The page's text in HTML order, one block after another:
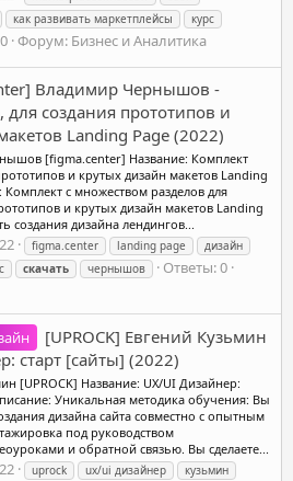
как развивать маркетплейсы
курс
Форум: Бизнес и Аналитика
Владимир Чернышов -
для создания прототипов и
Landing Page (2022)
[figma.center] Название: Комплект
и крутых дизайн макетов Landing
Комплект с множеством разделов для
и крутых дизайн макетов Landing
создания дизайна лендингов...
figma.center landing page
дизайн
скачать чернышов
Ответы: 0
[UPROCK] Евгений Кузьмин
старт [сайты] (2022)
[UPROCK] Название: UX/UI Дизайнер:
Уникальная методика обучения: Вы
дизайна сайта совместно с опытным
под руководством
и обратной связью. Вы сделаете...
uprock ux/ui дизайнер
кузьмин